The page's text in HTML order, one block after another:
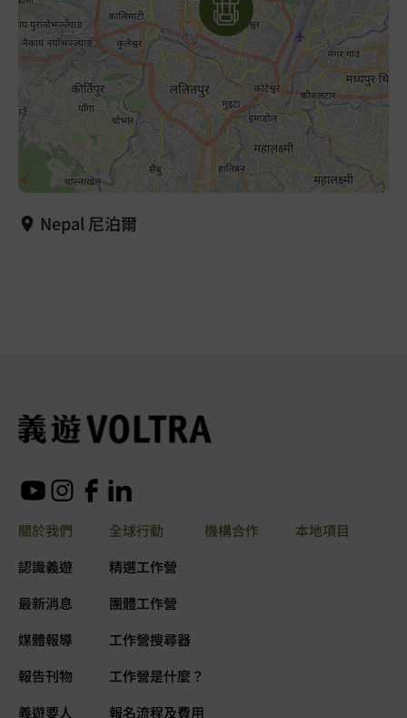
Nepal 尼泊爾
關於我們
認識義遊
最新消息
媒體報導
報告刊物
義遊要人
全球行動
精選工作營
團體工作營
工作營搜尋器
工作營是什麼？
報名流程及費用
本地項目
機構合作